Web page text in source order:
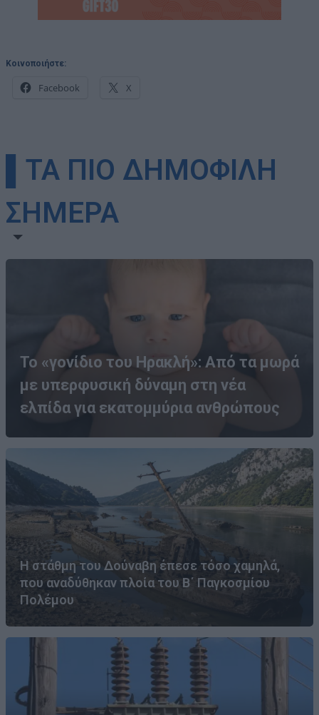
Κοινοποιήστε:
Facebook X
▌ΤΑ ΠΙΟ ΔΗΜΟΦΙΛΗ
ΣΗΜΕΡΑ
Το «γονίδιο του Ηρακλή»: Από τα μωρά
με υπερφυσική δύναμη στη νέα
ελπίδα για εκατομμύρια ανθρώπους
Η στάθμη του Δούναβη έπεσε τόσο χαμηλά,
που αναδύθηκαν πλοία του Β΄ Παγκοσμίου
Πολέμου